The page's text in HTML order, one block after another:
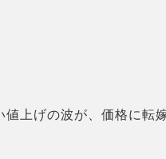
上げの波が、価格に転